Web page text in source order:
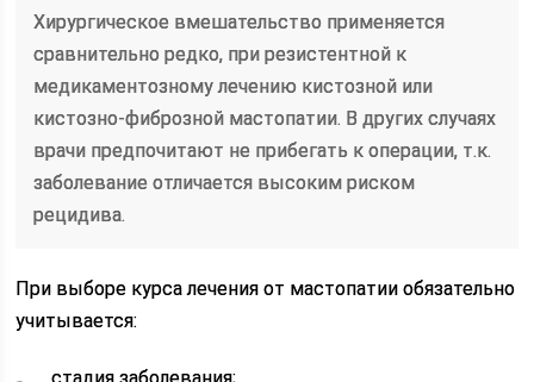
Хирургическое вмешательство применяется
сравнительно редко, при резистентной к
медикаментозному лечению кистозной или
кистозно-фиброзной мастопатии. В других случаях
врачи предпочитают не прибегать к операции, т.к.
заболевание отличается высоким риском
рецидива.
При выборе курса лечения от мастопатии обязательно
учитывается: